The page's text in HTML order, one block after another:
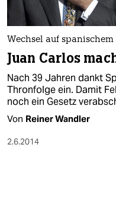
Wechsel auf
Juan Carlos
Nach 39 Jahren dankt
Thronfolge ein. Damit
noch ein Gesetz
Von Reiner Wandler
2.6.2014